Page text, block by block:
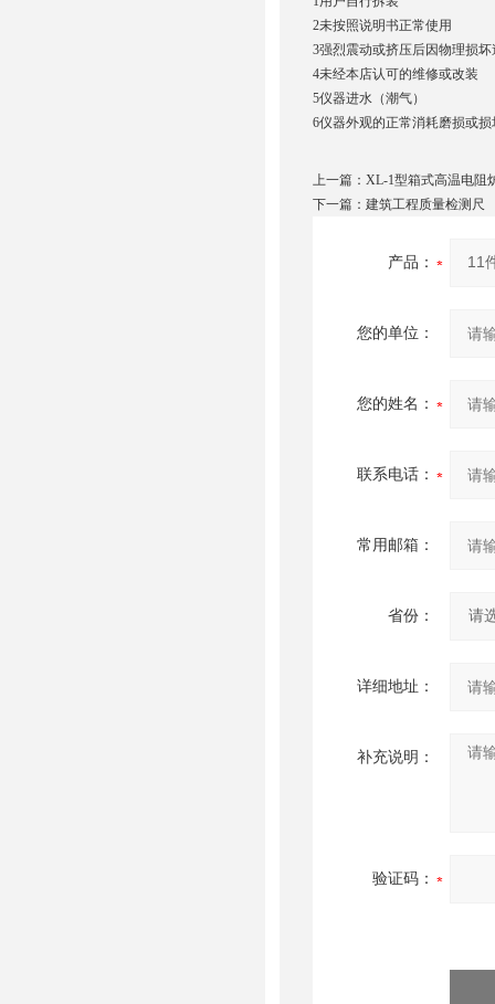
2未按照说明书正常使用
3强烈震动或挤压后因物理损
4未经本店认可的维修或改装
5仪器进水（潮气）
6仪器外观的正常消耗磨损或
上一篇： XL-1型箱式高温电阻
下一篇： 建筑工程质量检测尺
产品：
您的单位：
您的姓名：
联系电话：
常用邮箱：
省份：
详细地址：
补充说明：
验证码：